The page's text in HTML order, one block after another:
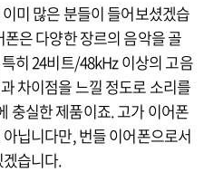
미 많은 분들이 들어보셨겠습
은 다양한 장르의 음악을 골
히 24비트/48kHz 이상의 고음
차이점을 느낄 정도로 소리를
충실한 제품이죠. 고가 이어폰
닙니다만, 번들 이어폰으로서
습니다.